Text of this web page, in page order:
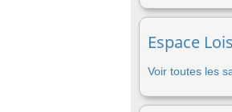
Espace
Voir toutes les